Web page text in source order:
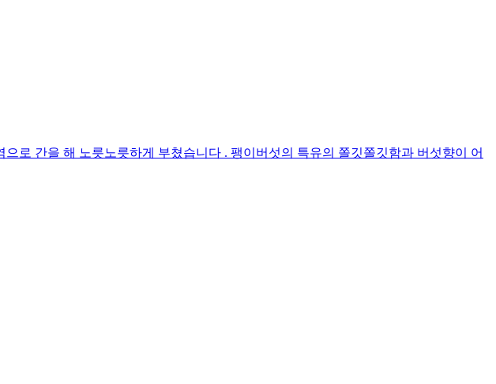
로 간을 해 노릇노릇하게 부쳤습니다 . 팽이버섯의 특유의 쫄깃쫄깃함과 버섯향이 어